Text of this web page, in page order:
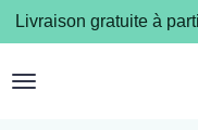
Passer
au
contenu
Livraison gratuite à